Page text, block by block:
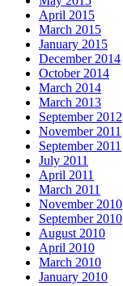
April 2015
March 2015
January 2015
December 2014
October 2014
March 2014
March 2013
September 2012
November 2011
September 2011
July 2011
April 2011
March 2011
November 2010
September 2010
August 2010
April 2010
March 2010
January 2010